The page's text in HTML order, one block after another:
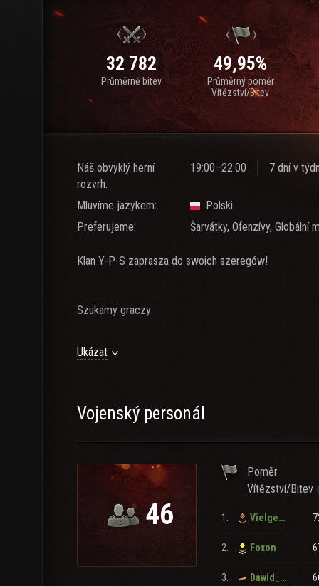
32 782
Průměrně bitev
49,95%
Průměrný poměr
Vítězství/Bitev
Náš obvyklý herní
rozvrh:
19:00–22:00 7 dní v
Mluvíme jazykem:
Polski
Preferujeme:
Šarvátky, Ofenzívy, Globální
Klan Y-P-S zaprasza do swoich szeregów!
Szukamy graczy:
chętnych do gry zespołowej
Plutony, Natarcia, Szkolenie, Rozwój i Wspólna walka
Napisz PW (Morzyk3) lub złóż podanie 👍
Ukázat
Vojenský personál
46
Poměr
Vítězství/Bitev
1. Vielgefortz
2. Foxon
3. Dawid_4_latka